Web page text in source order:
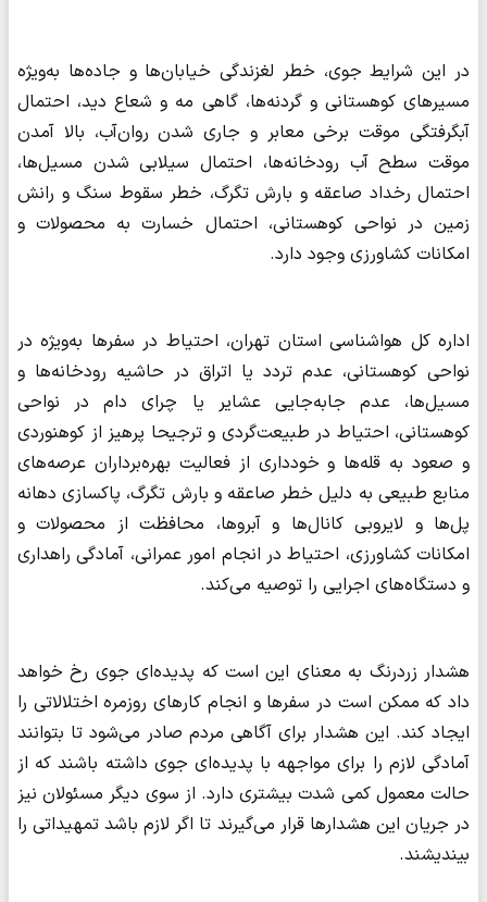
در این شرایط جوی، خطر لغزندگی خیابان‌ها و جاده‌ها به‌ویژه
مسیرهای کوهستانی و گردنه‌ها، گاهی مه و شعاع دید، احتمال
آبگرفتگی موقت برخی معابر و جاری شدن روان‌آب، بالا آمدن
موقت سطح آب رودخانه‌ها، احتمال سیلابی شدن مسیل‌ها،
احتمال رخداد صاعقه و بارش تگرگ، خطر سقوط سنگ و رانش
زمین در نواحی کوهستانی، احتمال خسارت به محصولات و
امکانات کشاورزی وجود دارد.
اداره کل هواشناسی استان تهران، احتیاط در سفرها به‌ویژه در
نواحی کوهستانی، عدم تردد یا اتراق در حاشیه رودخانه‌ها و
مسیل‌ها، عدم جابه‌جایی عشایر یا چرای دام در نواحی
کوهستانی، احتیاط در طبیعت‌گردی و ترجیحا پرهیز از کوهنوردی
و صعود به قله‌ها و خودداری از فعالیت بهره‌برداران عرصه‌های
منابع طبیعی به دلیل خطر صاعقه و بارش تگرگ، پاکسازی دهانه
پل‌ها و لایروبی کانال‌ها و آبروها، محافظت از محصولات و
امکانات کشاورزی، احتیاط در انجام امور عمرانی، آمادگی راهداری
و دستگاه‌های اجرایی را توصیه می‌کند.
هشدار زردرنگ به معنای این است که پدیده‌ای جوی رخ خواهد
داد که ممکن است در سفرها و انجام کارهای روزمره اختلالاتی را
ایجاد کند. این هشدار برای آگاهی مردم صادر می‌شود تا بتوانند
آمادگی لازم را برای مواجهه با پدیده‌ای جوی داشته باشند که از
حالت معمول کمی شدت بیشتری دارد. از سوی دیگر مسئولان نیز
در جریان این هشدارها قرار می‌گیرند تا اگر لازم باشد تمهیداتی را
بیندیشند.